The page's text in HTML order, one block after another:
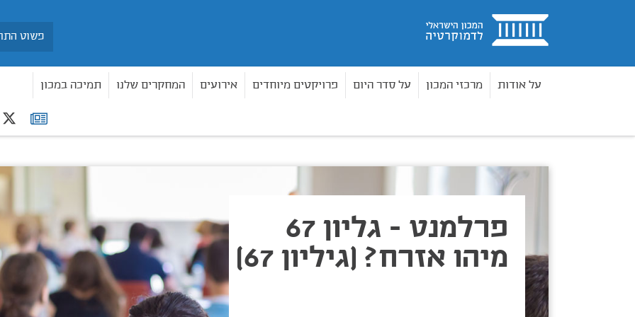
בית
על אודות מרכזי המכון על סדר היום פרויקטים מיוחדים אירועים המחקרים שלנו תמיכה במכון
רשימת
תפוצה
פרלמנט - גליון 67
מיהו אזרח? (גיליון 67)